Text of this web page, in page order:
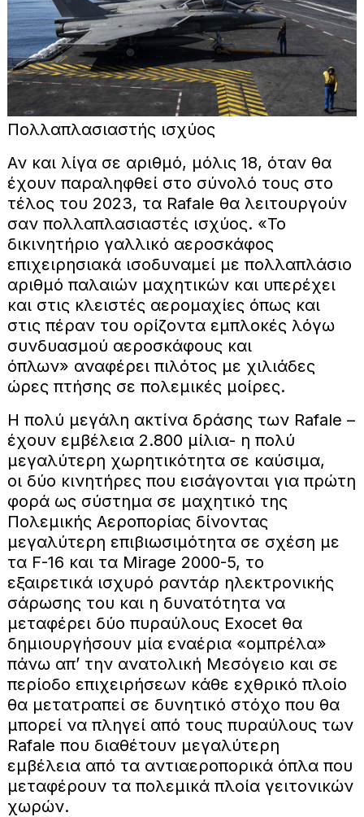
Πολλαπλασιαστής ισχύος
Αν και λίγα σε αριθμό, μόλις 18, όταν θα
έχουν παραληφθεί στο σύνολό τους στο
τέλος του 2023, τα Rafale θα λειτουργούν
σαν πολλαπλασιαστές ισχύος. «Το
δικινητήριο γαλλικό αεροσκάφος
επιχειρησιακά ισοδυναμεί με πολλαπλάσιο
αριθμό παλαιών μαχητικών και υπερέχει
και στις κλειστές αερομαχίες όπως και
στις πέραν του ορίζοντα εμπλοκές λόγω
συνδυασμού αεροσκάφους και
όπλων» αναφέρει πιλότος με χιλιάδες
ώρες πτήσης σε πολεμικές μοίρες.
Η πολύ μεγάλη ακτίνα δράσης των Rafale –
έχουν εμβέλεια 2.800 μίλια- η πολύ
μεγαλύτερη χωρητικότητα σε καύσιμα,
οι δύο κινητήρες που εισάγονται για πρώτη
φορά ως σύστημα σε μαχητικό της
Πολεμικής Αεροπορίας δίνοντας
μεγαλύτερη επιβιωσιμότητα σε σχέση με
τα F-16 και τα Mirage 2000-5, το
εξαιρετικά ισχυρό ραντάρ ηλεκτρονικής
σάρωσης του και η δυνατότητα να
μεταφέρει δύο πυραύλους Exocet θα
δημιουργήσουν μία εναέρια «ομπρέλα»
πάνω απ’ την ανατολική Μεσόγειο και σε
περίοδο επιχειρήσεων κάθε εχθρικό πλοίο
θα μετατραπεί σε δυνητικό στόχο που θα
μπορεί να πληγεί από τους πυραύλους των
Rafale που διαθέτουν μεγαλύτερη
εμβέλεια από τα αντιαεροπορικά όπλα που
μεταφέρουν τα πολεμικά πλοία γειτονικών
χωρών.